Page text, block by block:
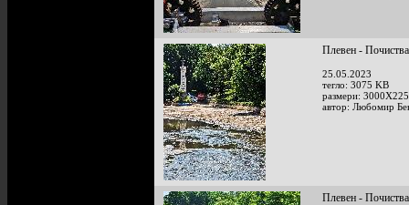
Плевен -
25.05.2023
тегло: 3075 KB
размери:
автор: Любомир
Плевен -